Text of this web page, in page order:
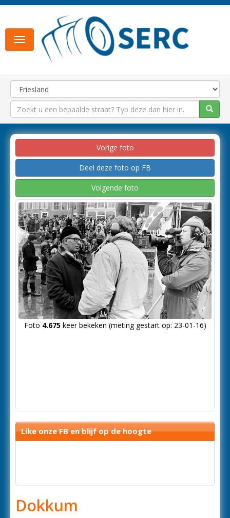
Toggle
navigation
Vorige foto
Deel deze foto op FB
Volgende foto
Foto 4.675keer bekeken (meting gestart op: 23-01-16)
Like onze FB en blijf op de hoogte
Dokkum